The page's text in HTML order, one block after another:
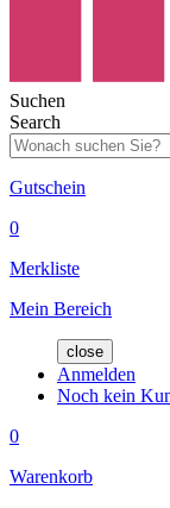
Suchen
Search
Gutschein
0
Merkliste
Mein Bereich
close
Anmelden
Noch kein
0
Warenkorb